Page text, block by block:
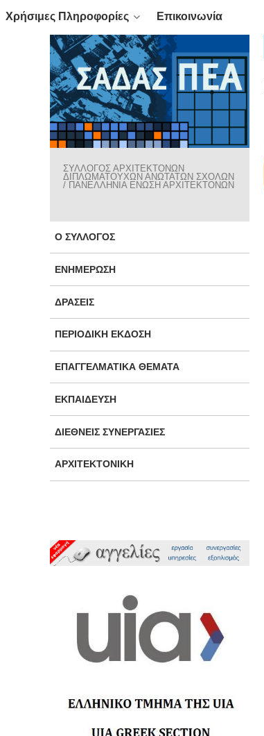
Χρήσιμες Πληροφορίες Επικοινωνία
ΣΥΛΛΟΓΟΣ ΑΡΧΙΤΕΚΤΟΝΩΝ
ΔΙΠΛΩΜΑΤΟΥΧΩΝ ΑΝΩΤΑΤΩΝ ΣΧΟΛΩΝ
/ ΠΑΝΕΛΛΗΝΙΑ ΕΝΩΣΗ ΑΡΧΙΤΕΚΤΟΝΩΝ
Ο ΣΎΛΛΟΓΟΣ
ΕΝΗΜΈΡΩΣΗ
ΔΡΆΣΕΙΣ
ΠΕΡΙΟΔΙΚΉ ΈΚΔΟΣΗ
ΕΠΑΓΓΕΛΜΑΤΙΚΆ ΘΈΜΑΤΑ
ΕΚΠΑΊΔΕΥΣΗ
ΔΙΕΘΝΕΊΣ ΣΥΝΕΡΓΑΣΊΕΣ
ΑΡΧΙΤΕΚΤΟΝΙΚΉ